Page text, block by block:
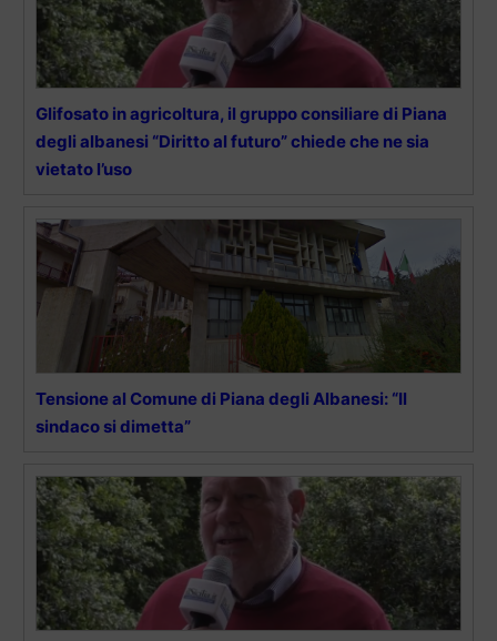
Glifosato in agricoltura, il gruppo consiliare di Piana
degli albanesi “Diritto al futuro” chiede che ne sia
vietato l’uso
Tensione al Comune di Piana degli Albanesi: “Il
sindaco si dimetta”